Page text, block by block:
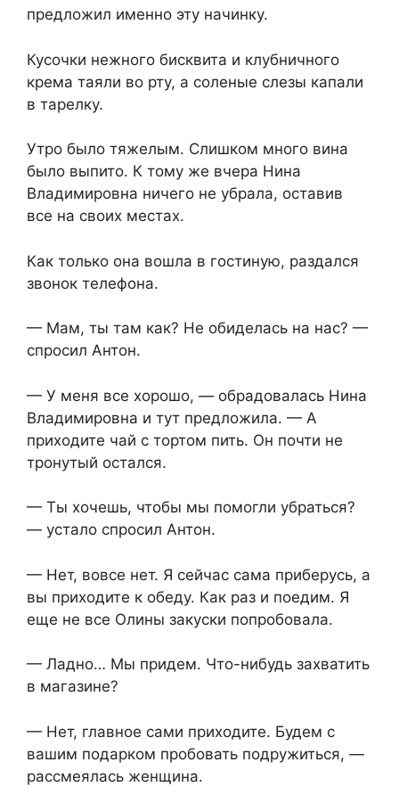
предложил именно эту начинку.
Кусочки нежного бисквита и клубничного
крема таяли во рту, а соленые слезы капали
в тарелку.
Утро было тяжелым. Слишком много вина
было выпито. К тому же вчера Нина
Владимировна ничего не убрала, оставив
все на своих местах.
Как только она вошла в гостиную, раздался
звонок телефона.
— Мам, ты там как? Не обиделась на нас? —
спросил Антон.
— У меня все хорошо, — обрадовалась Нина
Владимировна и тут предложила. — А
приходите чай с тортом пить. Он почти не
тронутый остался.
— Ты хочешь, чтобы мы помогли убраться?
— устало спросил Антон.
— Нет, вовсе нет. Я сейчас сама приберусь, а
вы приходите к обеду. Как раз и поедим. Я
еще не все Олины закуски попробовала.
— Ладно… Мы придем. Что-нибудь захватить
в магазине?
— Нет, главное сами приходите. Будем с
вашим подарком пробовать подружиться, —
рассмеялась женщина.